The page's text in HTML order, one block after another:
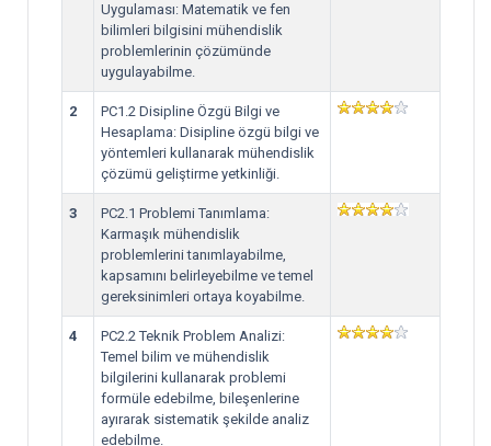
Uygulaması: Matematik ve fen
bilimleri bilgisini mühendislik
problemlerinin çözümünde
uygulayabilme.
2
PC1.2 Disipline Özgü Bilgi ve
Hesaplama: Disipline özgü bilgi ve
yöntemleri kullanarak mühendislik
çözümü geliştirme yetkinliği.
3
PC2.1 Problemi Tanımlama:
Karmaşık mühendislik
problemlerini tanımlayabilme,
kapsamını belirleyebilme ve temel
gereksinimleri ortaya koyabilme.
4
PC2.2 Teknik Problem Analizi:
Temel bilim ve mühendislik
bilgilerini kullanarak problemi
formüle edebilme, bileşenlerine
ayırarak sistematik şekilde analiz
edebilme.